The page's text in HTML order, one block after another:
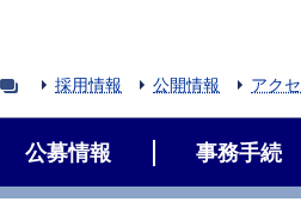
採用情報 公開情報 アク
公募情報 事務手続